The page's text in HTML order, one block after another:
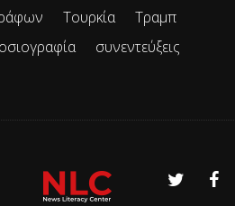
Τουρκία
Τραμπ
συνεντεύξεις